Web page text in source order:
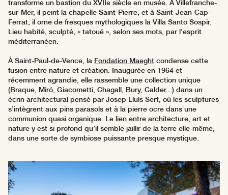
transforme un bastion du XVIIe siècle en musée. À Villefranche-
sur-Mer, il peint la chapelle Saint-Pierre, et à Saint-Jean-Cap-
Ferrat, il orne de fresques mythologiques la Villa Santo Sospir.
Lieu habité, sculpté, « tatoué », selon ses mots, par l’esprit
méditerranéen.
À Saint-Paul-de-Vence, la Fondation Maeght condense cette
fusion entre nature et création. Inaugurée en 1964 et
récemment agrandie, elle rassemble une collection unique
(Braque, Miró, Giacometti, Chagall, Bury, Calder...) dans un
écrin architectural pensé par Josep Lluís Sert, où les sculptures
s’intègrent aux pins parasols et à la pierre ocre dans une
communion quasi organique. Le lien entre architecture, art et
nature y est si profond qu’il semble jaillir de la terre elle-même,
dans une sorte de symbiose puissante presque mystique.